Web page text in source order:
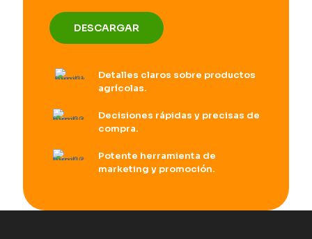
DESCARGAR
Detalles claros sobre productos
agrícolas.
Decisiones rápidas y precisas de
compra.
Potente herramienta de
marketing y promoción.